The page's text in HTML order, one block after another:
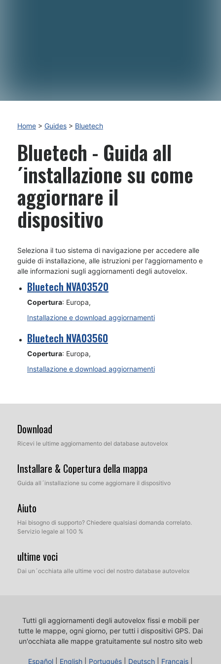
Home > Guides > Bluetech
Bluetech - Guida all
´installazione su come
aggiornare il
dispositivo
Seleziona il tuo sistema di navigazione per accedere alle
guide di installazione, alle istruzioni per l'aggiornamento e
alle informazioni sugli aggiornamenti degli autovelox.
Bluetech NVA03520
Copertura: Europa,
Installazione e download aggiornamenti
Bluetech NVA03560
Copertura: Europa,
Installazione e download aggiornamenti
Download
Ricevi le ultime aggiornamento del database autovelox
Installare & Copertura della mappa
Guida all´installazione su come aggiornare il dispositivo
Aiuto
Hai bisogno di supporto? Chiedere qualsiasi domanda correlato.
Servizio legale al 100 %
ultime voci
Dai un´occhiata alle ultime voci del nostro database autovelox
Tutti gli aggiornamenti degli autovelox fissi e mobili per
tutte le mappe, ogni giorno, per tutti i dispositivi GPS. Dai
un'occhiata alle mappe gratuitamente sul nostro sito web
Español English Português Deutsch Français